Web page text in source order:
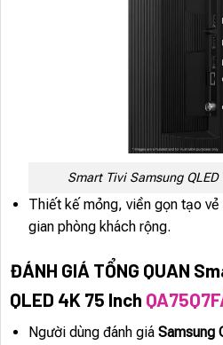
Smart Tivi Samsung
Thiết kế mỏng, viền gọn tạo
gian phòng khách rộng.
ĐÁNH GIÁ TỔNG QUAN
QLED 4K 75 Inch
Người dùng đánh giá Samsung